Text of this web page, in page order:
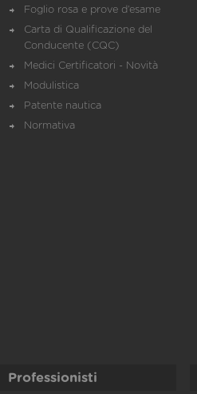
Foglio rosa e prove d’esame
Carta di Qualificazione del
Conducente (CQC)
Medici Certificatori - Novità
Modulistica
Patente nautica
Normativa
Professionisti